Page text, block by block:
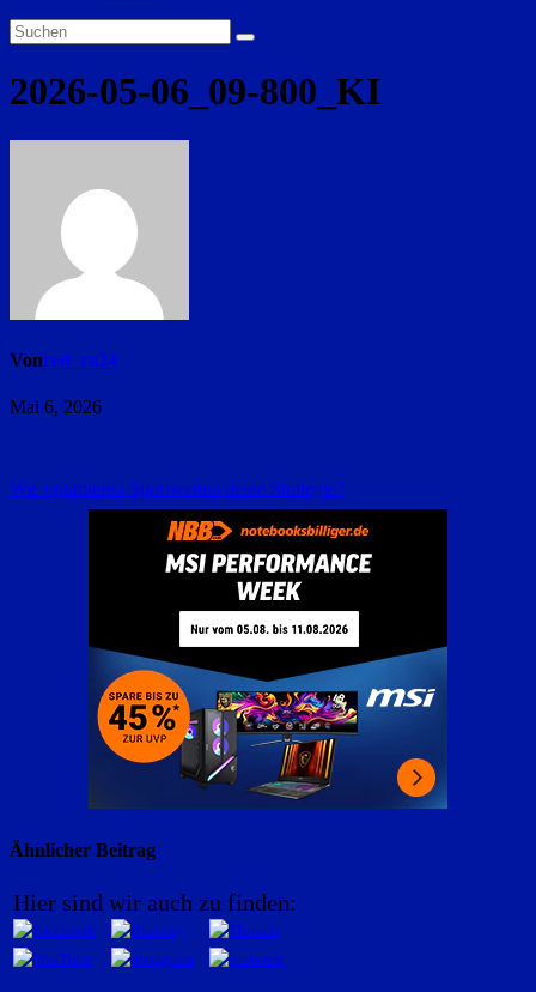
2026-05-06_09-800_KI
Vonred_ra24
Mai 6, 2026
Beitragsnavigation
Wie optimieren Sportwetten deine Strategie?
Ähnlicher Beitrag
Hier sind wir auch zu finden: